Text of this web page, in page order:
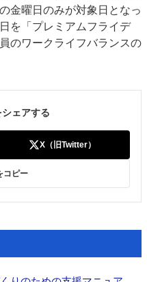
様なビジネス・多彩な商材～
印刷機材年鑑
金曜日のみが対象日となっ
を「プレミアムフライデ
のワークライフバランスの
ェアする
X（旧Twitter）
コピー